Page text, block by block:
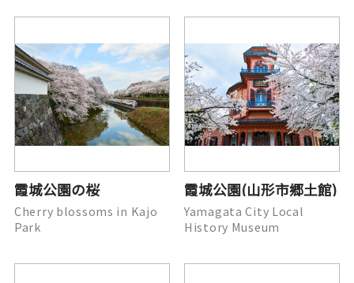
霞城公園の桜
Cherry blossoms in Kajo
Park
霞城公園(山形市郷土館)
Yamagata City Local
History Museum